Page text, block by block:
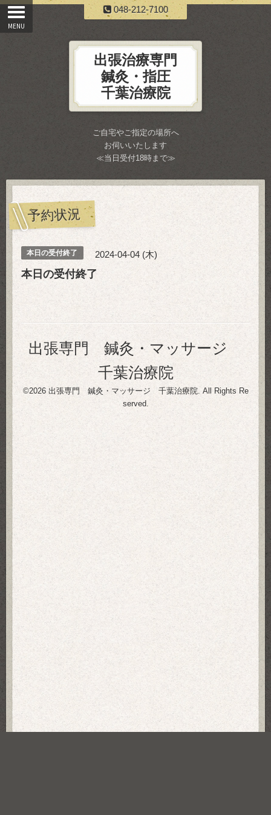
048-212-7100
出張治療専門
鍼灸・指圧
千葉治療院
ご自宅やご指定の場所へ
お伺いいたします
≪当日受付18時まで≫
予約状況
本日の受付終了 2024-04-04 (木)
本日の受付終了
出張専門 鍼灸・マッサージ
千葉治療院
©2026 出張専門 鍼灸・マッサージ 千葉治療院. All Rights Re
served.